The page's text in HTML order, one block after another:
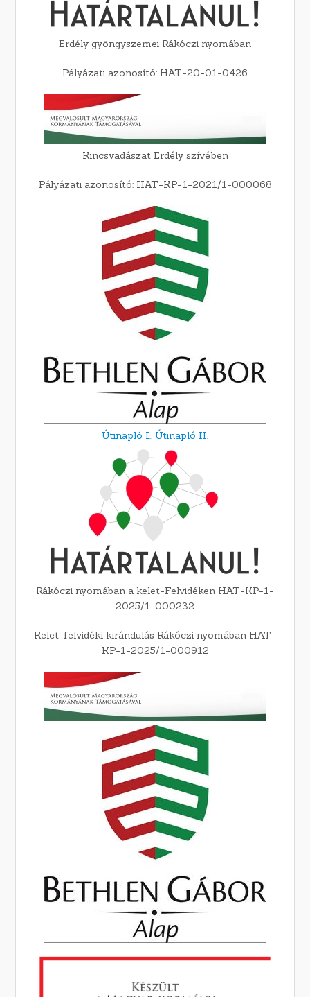
Erdély gyöngyszemei Rákóczi nyomában
Pályázati azonosító: HAT-20-01-0426
Kincsvadászat Erdély szívében
Pályázati azonosító: HAT-KP-1-2021/1-000068
Útinapló I., Útinapló II.
Rákóczi nyomában a kelet-Felvidéken HAT-KP-1-
2025/1-000232
Kelet-felvidéki kirándulás Rákóczi nyomában HAT-
KP-1-2025/1-000912